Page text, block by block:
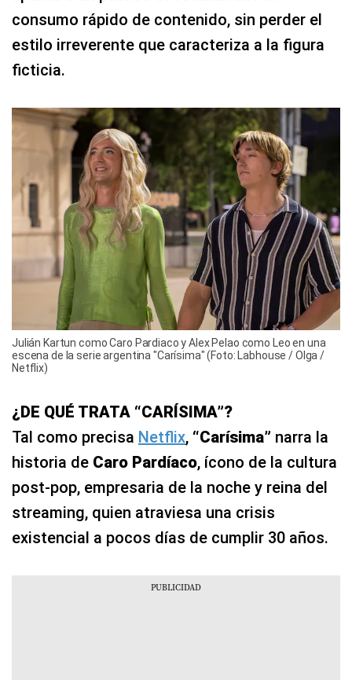
consumo rápido de contenido, sin perder el
estilo irreverente que caracteriza a la figura
ficticia.
Julián Kartun como Caro Pardiaco y Alex Pelao como Leo en una
escena de la serie argentina "Carísima" (Foto: Labhouse / Olga /
Netflix)
¿DE QUÉ TRATA “CARÍSIMA”?
Tal como precisa Netflix, “Carísima” narra la
historia de Caro Pardíaco, ícono de la cultura
post-pop, empresaria de la noche y reina del
streaming, quien atraviesa una crisis
existencial a pocos días de cumplir 30 años.